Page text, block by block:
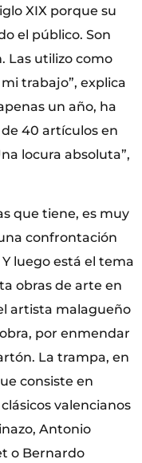
XIX porque su
el público. Son
Las utilizo como
trabajo”, explica
un año, ha
40 artículos en
locura absoluta”,
que tiene, es muy
confrontación
luego está el tema
obras de arte en
artista malagueño
por enmendar
La trampa, en
consiste en
valencianos
Antonio
o Bernardo